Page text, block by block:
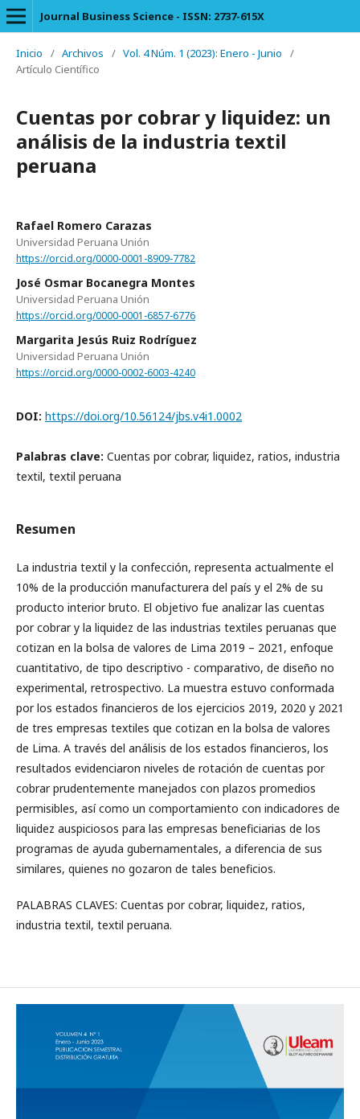
Journal Business Science - ISSN: 2737-615X
Inicio / Archivos / Vol. 4 Núm. 1 (2023): Enero - Junio
/
Artículo Científico
Cuentas por cobrar y liquidez: un
análisis de la industria textil
peruana
Rafael Romero Carazas
Universidad Peruana Unión
https://orcid.org/0000-0001-8909-7782
José Osmar Bocanegra Montes
Universidad Peruana Unión
https://orcid.org/0000-0001-6857-6776
Margarita Jesús Ruiz Rodríguez
Universidad Peruana Unión
https://orcid.org/0000-0002-6003-4240
DOI: https://doi.org/10.56124/jbs.v4i1.0002
Palabras clave: Cuentas por cobrar, liquidez, ratios, industria
textil, textil peruana
Resumen
La industria textil y la confección, representa actualmente el
10% de la producción manufacturera del país y el 2% de su
producto interior bruto. El objetivo fue analizar las cuentas
por cobrar y la liquidez de las industrias textiles peruanas que
cotizan en la bolsa de valores de Lima 2019 – 2021, enfoque
cuantitativo, de tipo descriptivo - comparativo, de diseño no
experimental, retrospectivo. La muestra estuvo conformada
por los estados financieros de los ejercicios 2019, 2020 y 2021
de tres empresas textiles que cotizan en la bolsa de valores
de Lima. A través del análisis de los estados financieros, los
resultados evidenciaron niveles de rotación de cuentas por
cobrar prudentemente manejados con plazos promedios
permisibles, así como un comportamiento con indicadores de
liquidez auspiciosos para las empresas beneficiarias de los
programas de ayuda gubernamentales, a diferencia de sus
similares, quienes no gozaron de tales beneficios.
PALABRAS CLAVES: Cuentas por cobrar, liquidez, ratios,
industria textil, textil peruana.